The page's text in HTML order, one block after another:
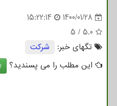
1400/01/28
15:22:14
5.0
/
5
تگهای خبر:
شركت
این مطلب را می پسندید؟